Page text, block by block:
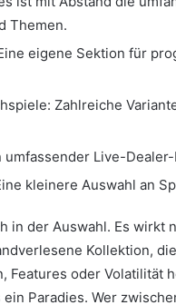
Themen.
eigene Sektion für
Zahlreiche
umfassender Live-
kleinere Auswahl an
in der Auswahl. Es
Kollektion,
Features oder Volatilität
Paradies. Wer